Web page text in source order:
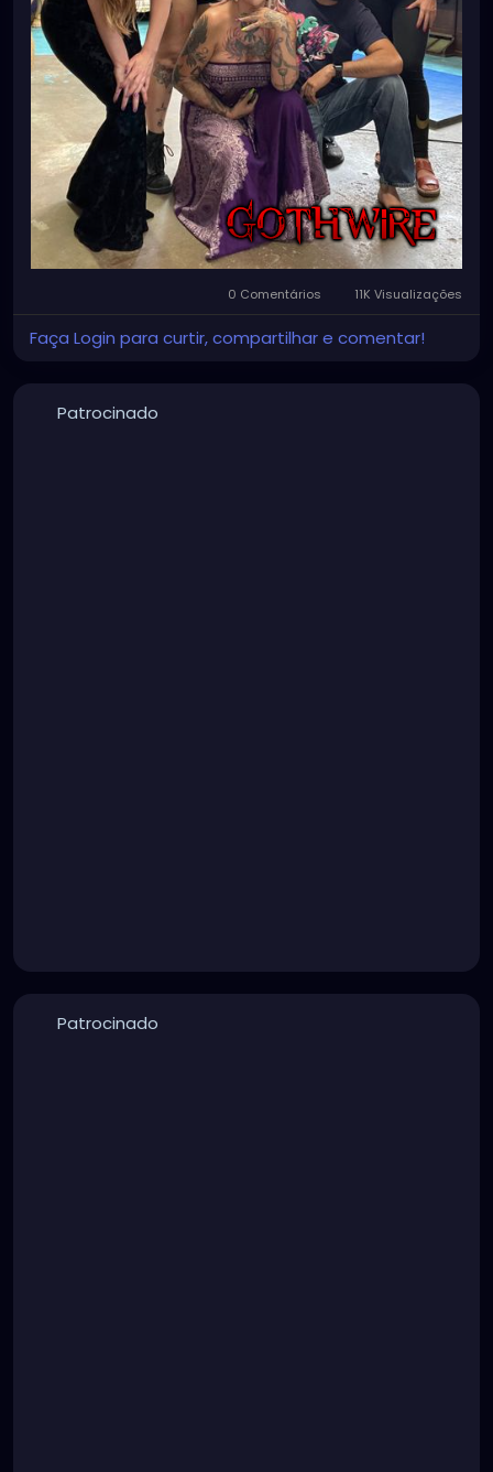
0 Comentários 11K Visualizações
Faça Login para curtir, compartilhar e comentar!
Patrocinado
Patrocinado